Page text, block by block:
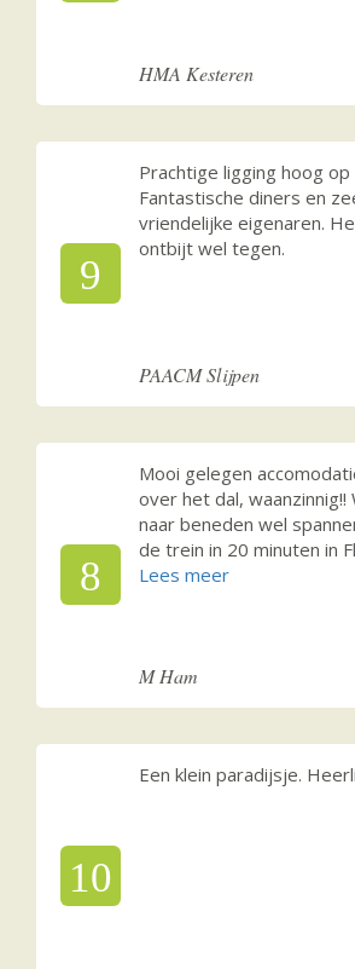
HMA Kesteren
9
Prachtige ligging hoog
Fantastische diners en
vriendelijke eigenaren.
ontbijt wel tegen.
PAACM Slijpen
8
Mooi gelegen
over het dal,
naar beneden wel
de trein in 20 minuten in
M Ham
10
Een klein paradijsje.